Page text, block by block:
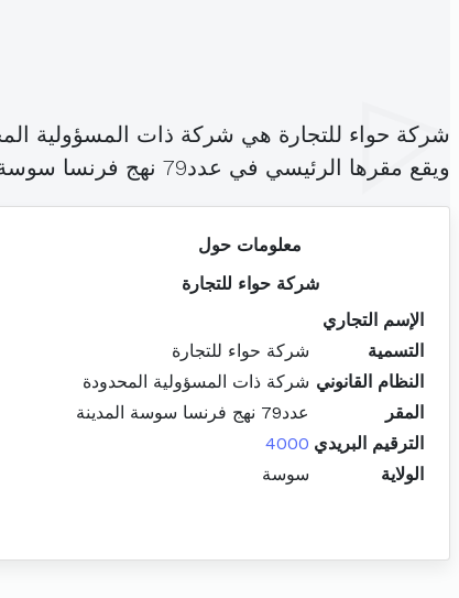
شركة حواء للتجارة هي شركة ذات المسؤولية
ويقع مقرها الرئيسي في عدد79 نهج فرنسا سوسة المدينة (
معلومات حول
شركة حواء للتجارة
الإسم التجاري
التسمية
شركة حواء للتجارة
النظام القانوني شركة ذات المسؤولية المحدودة
المقر
عدد79 نهج فرنسا سوسة المدينة
الترقيم البريدي 4000
الولاية
سوسة